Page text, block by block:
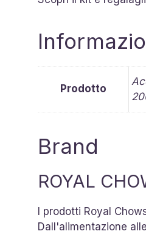
Prodotto
Brand
ROYAL
I prodotti Royal
Dall'alimentazione